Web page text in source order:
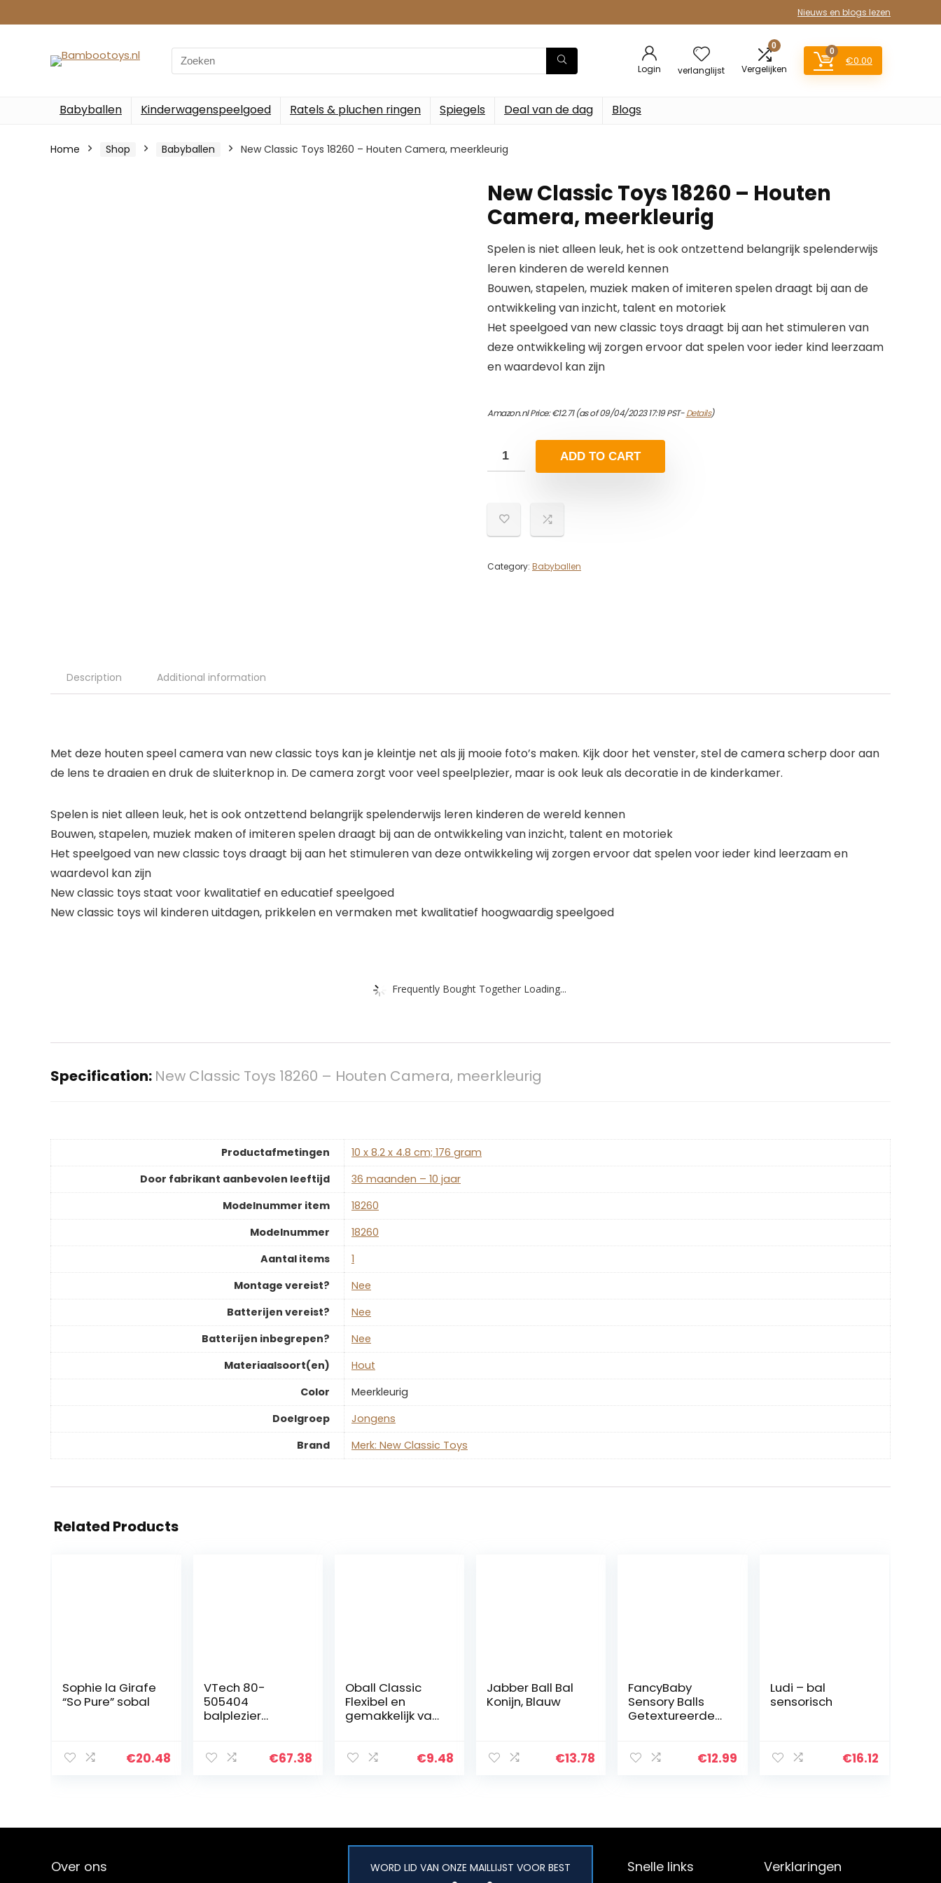
Nieuws en blogs lezen
Search
for:
Login verlanglijst
0
Vergelijken
0
€0.00
Babyballen Kinderwagenspeelgoed Ratels & pluchen ringen Spiegels Deal van de dag Blogs
Home Shop Babyballen New Classic Toys 18260 – Houten Camera, meerkleurig
New Classic Toys 18260 – Houten
Camera, meerkleurig
Spelen is niet alleen leuk, het is ook ontzettend belangrijk spelenderwijs
leren kinderen de wereld kennen
Bouwen, stapelen, muziek maken of imiteren spelen draagt bij aan de
ontwikkeling van inzicht, talent en motoriek
Het speelgoed van new classic toys draagt bij aan het stimuleren van
deze ontwikkeling wij zorgen ervoor dat spelen voor ieder kind leerzaam
en waardevol kan zijn
Amazon.nl Price:€12.71(as of 09/04/2023 17:19 PST-Details)
ADD TO CART
Category: Babyballen
Description Additional information
Met deze houten speel camera van new classic toys kan je kleintje net als jij mooie foto’s maken. Kijk door het venster, stel de camera scherp door aan
de lens te draaien en druk de sluiterknop in. De camera zorgt voor veel speelplezier, maar is ook leuk als decoratie in de kinderkamer.
Spelen is niet alleen leuk, het is ook ontzettend belangrijk spelenderwijs leren kinderen de wereld kennen
Bouwen, stapelen, muziek maken of imiteren spelen draagt bij aan de ontwikkeling van inzicht, talent en motoriek
Het speelgoed van new classic toys draagt bij aan het stimuleren van deze ontwikkeling wij zorgen ervoor dat spelen voor ieder kind leerzaam en
waardevol kan zijn
New classic toys staat voor kwalitatief en educatief speelgoed
New classic toys wil kinderen uitdagen, prikkelen en vermaken met kwalitatief hoogwaardig speelgoed
Frequently Bought Together Loading...
Specification: New Classic Toys 18260 – Houten Camera, meerkleurig
Productafmetingen
‎10 x 8.2 x 4.8 cm; 176 gram
Door fabrikant aanbevolen leeftijd
‎36 maanden – 10 jaar
Modelnummer item
‎18260
Modelnummer
‎18260
Aantal items
‎1
Montage vereist?
‎Nee
Batterijen vereist?
‎Nee
Batterijen inbegrepen?
‎Nee
Materiaalsoort(en)
‎Hout
Color
‎Meerkleurig
Doelgroep
‎Jongens
Brand
Merk: New Classic Toys
Related Products
Sophie la Girafe
“So Pure” sobal
€20.48
VTech 80-
505404
balplezier
meerkleurig€67.38
Oball Classic
Flexibel en
gemakkelijk vast
Meerkleurig
€9.48
Jabber Ball Bal
Konijn, Blauw
€13.78
FancyBaby
Sensory Balls
Getextureerde
Packet
€12.99
Ludi – bal
sensorisch
€16.12
Over ons WORD LID VAN ONZE MAILLIJST VOOR BEST Snelle links Verklaringen